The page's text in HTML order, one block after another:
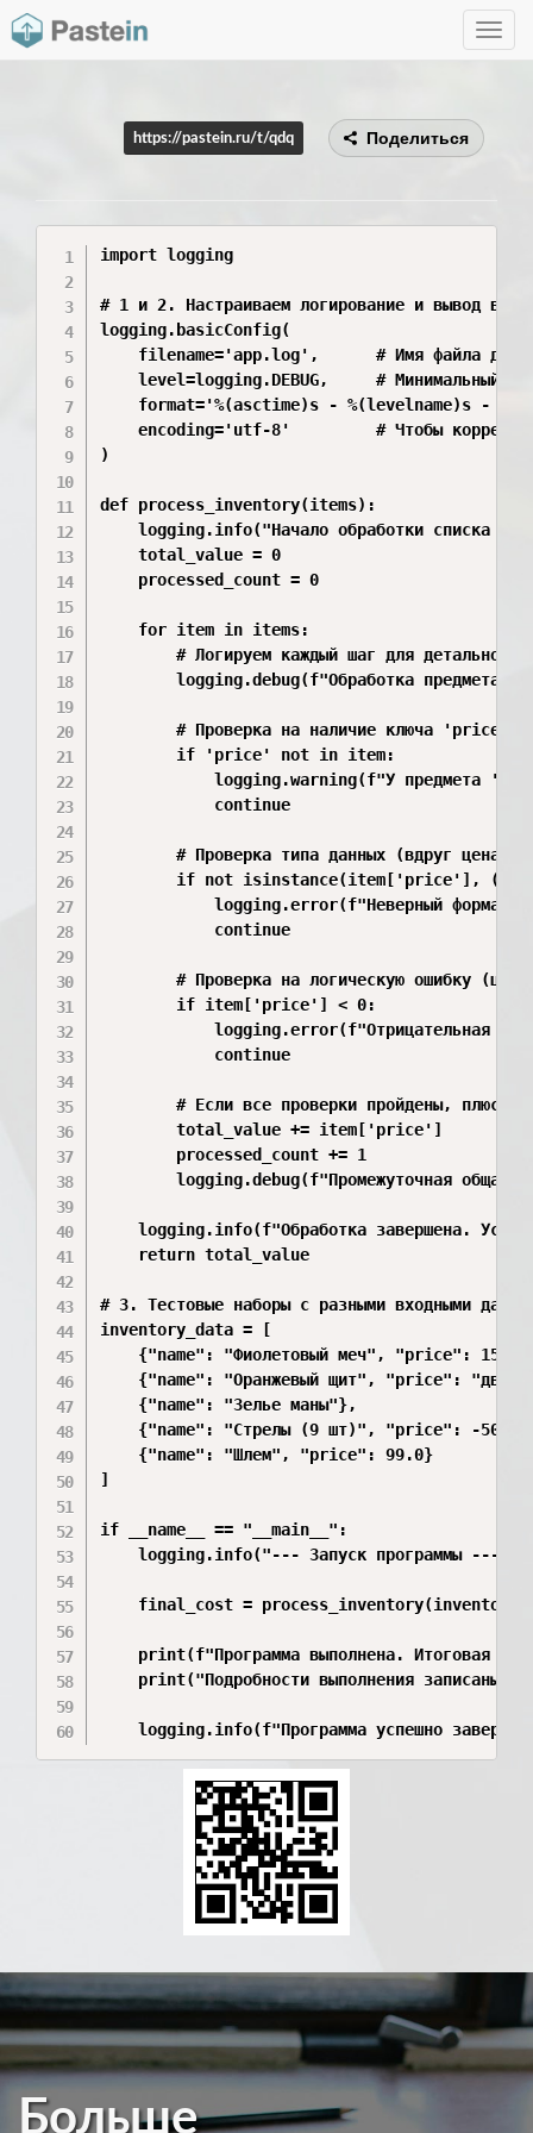
Toggle
https://pastein.ru/t/qdq Поделиться
import logging
# 1 и 2. Настраиваем логирование и вывод в
logging.basicConfig(
filename='app.log',      # Имя файла для
level=logging.DEBUG,     # Минимальный
format='%(asctime)s - %(levelname)s -
encoding='utf-8'         # Чтобы
)
def process_inventory(items):
logging.info("Начало обработки списка
    total_value = 0
    processed_count = 0
    for item in items:
# Логируем каждый шаг для детального
logging.debug(f"Обработка предмета:
        # Проверка на наличие ключа 'price'
        if 'price' not in item:
logging.warning(f"У предмета
            continue
# Проверка типа данных (вдруг цена
if not isinstance(item['price'],
logging.error(f"Неверный формат
            continue
# Проверка на логическую ошибку
        if item['price'] < 0:
logging.error(f"Отрицательная
            continue
# Если все проверки пройдены,
        total_value += item['price']
        processed_count += 1
logging.debug(f"Промежуточная общая
logging.info(f"Обработка завершена.
    return total_value
# 3. Тестовые наборы с разными входными
inventory_data = [
{"name": "Фиолетовый меч", "price":
{"name": "Оранжевый щит", "price":
{"name": "Зелье маны"},
{"name": "Стрелы (9 шт)", "price": -50},
    {"name": "Шлем", "price": 99.0}
]
if __name__ == "__main__":
    logging.info("--- Запуск программы ---")
final_cost =
print(f"Программа выполнена. Итоговая
print("Подробности выполнения записаны в
logging.info(f"Программа успешно
Больше